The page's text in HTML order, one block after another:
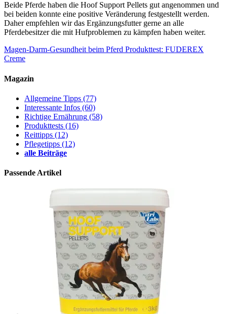
Beide Pferde haben die Hoof Support Pellets gut angenommen und
bei beiden konnte eine positive Veränderung festgestellt werden.
Daher empfehlen wir das Ergänzungsfutter gerne an alle
Pferdebesitzer die mit Hufproblemen zu kämpfen haben weiter.
Magen-Darm-Gesundheit beim Pferd Produkttest: FUDEREX
Creme
Magazin
Allgemeine Tipps (77)
Interessante Infos (60)
Richtige Ernährung (58)
Produkttests (16)
Reittipps (12)
Pflegetipps (12)
alle Beiträge
Passende Artikel